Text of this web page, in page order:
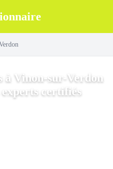
à Vinon-sur-Verdon
certifiés
comparés
locales vérifiées
incluses